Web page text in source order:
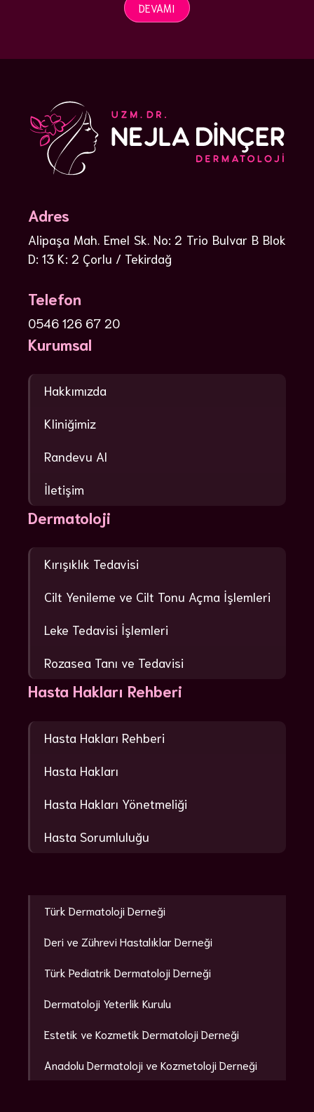
DEVAMI
Adres
Alipaşa Mah. Emel Sk. No: 2 Trio Bulvar B Blok
D: 13 K: 2 Çorlu / Tekirdağ
Telefon
0546 126 67 20
Kurumsal
Hakkımızda
Kliniğimiz
Randevu Al
İletişim
Dermatoloji
Kırışıklık Tedavisi
Cilt Yenileme ve Cilt Tonu Açma İşlemleri
Leke Tedavisi İşlemleri
Rozasea Tanı ve Tedavisi
Hasta Hakları Rehberi
Hasta Hakları Rehberi
Hasta Hakları
Hasta Hakları Yönetmeliği
Hasta Sorumluluğu
Türk Dermatoloji Derneği
Deri ve Zührevi Hastalıklar Derneği
Türk Pediatrik Dermatoloji Derneği
Dermatoloji Yeterlik Kurulu
Estetik ve Kozmetik Dermatoloji Derneği
Anadolu Dermatoloji ve Kozmetoloji Derneği